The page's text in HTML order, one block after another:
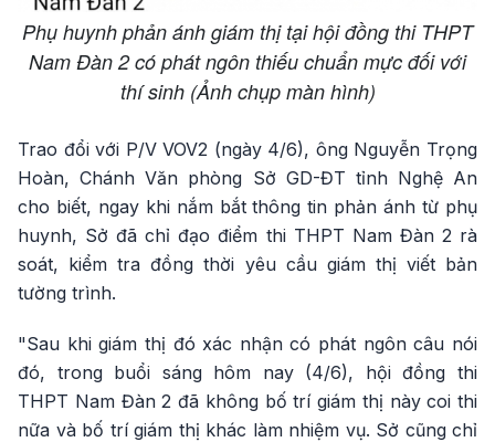
Phụ huynh phản ánh giám thị tại hội đồng thi THPT
Nam Đàn 2 có phát ngôn thiếu chuẩn mực đối với
thí sinh (Ảnh chụp màn hình)
Trao đổi với P/V VOV2 (ngày 4/6), ông Nguyễn Trọng
Hoàn, Chánh Văn phòng Sở GD-ĐT tỉnh Nghệ An
cho biết, ngay khi nắm bắt thông tin phản ánh từ phụ
huynh, Sở đã chỉ đạo điểm thi THPT Nam Đàn 2 rà
soát, kiểm tra đồng thời yêu cầu giám thị viết bản
tường trình.
"Sau khi giám thị đó xác nhận có phát ngôn câu nói
đó, trong buổi sáng hôm nay (4/6), hội đồng thi
THPT Nam Đàn 2 đã không bố trí giám thị này coi thi
nữa và bố trí giám thị khác làm nhiệm vụ. Sở cũng chỉ